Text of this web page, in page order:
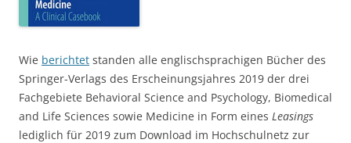
Wie berichtet standen alle englischsprachigen Bücher des
Springer-Verlags des Erscheinungsjahres 2019 der drei
Fachgebiete Behavioral Science and Psychology, Biomedical
and Life Sciences sowie Medicine in Form eines Leasings
lediglich für 2019 zum Download im Hochschulnetz zur